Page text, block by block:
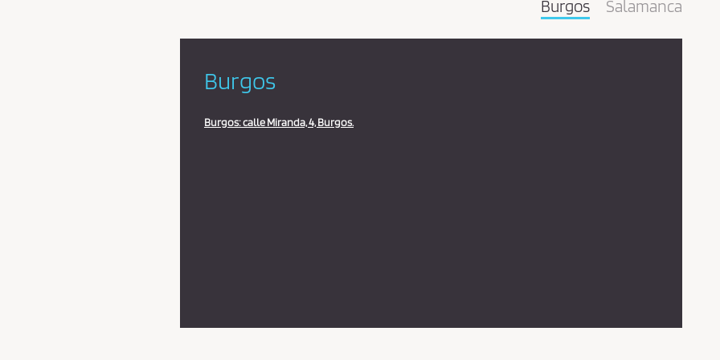
Burgos Salamanca
Burgos
Burgos: calle Miranda, 4, Burgos.